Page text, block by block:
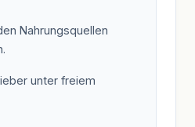
Nahrungsquellen
unter freiem